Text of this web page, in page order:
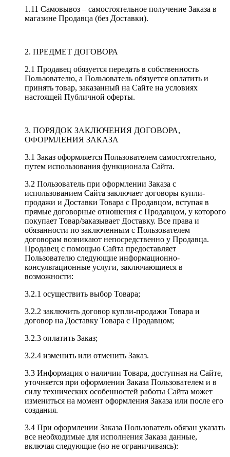
1.11 Самовывоз – самостоятельное получение Заказа в
магазине Продавца (без Доставки).
2. ПРЕДМЕТ ДОГОВОРА
2.1 Продавец обязуется передать в собственность
Пользователю, а Пользователь обязуется оплатить и
принять товар, заказанный на Сайте на условиях
настоящей Публичной оферты.
3. ПОРЯДОК ЗАКЛЮЧЕНИЯ ДОГОВОРА,
ОФОРМЛЕНИЯ ЗАКАЗА
3.1 Заказ оформляется Пользователем самостоятельно,
путем использования функционала Сайта.
3.2 Пользователь при оформлении Заказа с
использованием Сайта заключает договоры купли-
продажи и Доставки Товара с Продавцом, вступая в
прямые договорные отношения с Продавцом, у которого
покупает Товар/заказывает Доставку. Все права и
обязанности по заключенным с Пользователем
договорам возникают непосредственно у Продавца.
Продавец с помощью Сайта предоставляет
Пользователю следующие информационно-
консультационные услуги, заключающиеся в
возможности:
3.2.1 осуществить выбор Товара;
3.2.2 заключить договор купли-продажи Товара и
договор на Доставку Товара с Продавцом;
3.2.3 оплатить Заказ;
3.2.4 изменить или отменить Заказ.
3.3 Информация о наличии Товара, доступная на Сайте,
уточняется при оформлении Заказа Пользователем и в
силу технических особенностей работы Сайта может
измениться на момент оформления Заказа или после его
создания.
3.4 При оформлении Заказа Пользователь обязан указать
все необходимые для исполнения Заказа данные,
включая следующие (но не ограничиваясь):